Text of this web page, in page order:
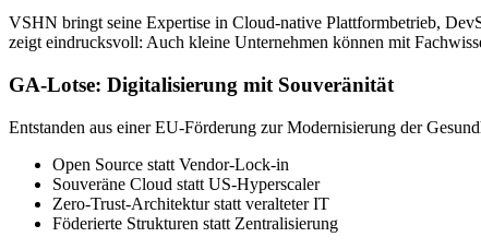
VSHN bringt seine Expertise in Cloud-native Plattformbetrieb,
zeigt eindrucksvoll: Auch kleine Unternehmen können mit
GA-Lotse: Digitalisierung mit Souveränität
Entstanden aus einer EU-Förderung zur Modernisierung der
Open Source statt Vendor-Lock-in
Souveräne Cloud statt US-Hyperscaler
Zero-Trust-Architektur statt veralteter IT
Föderierte Strukturen statt Zentralisierung